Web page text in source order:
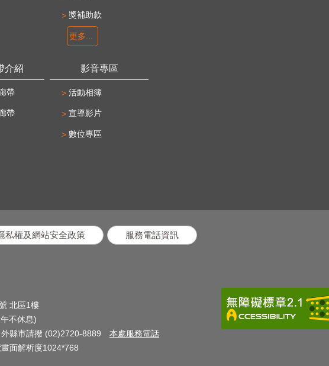
獎補助款
更多...
介紹
帶
帶
影音專區
活動相簿
宣導影片
數位專區
私權及網站安全政策 服務電話資訊
北區1樓
不休息)
外縣市請撥 (02)2720-8889 本處服務電話
面解析度1024*768